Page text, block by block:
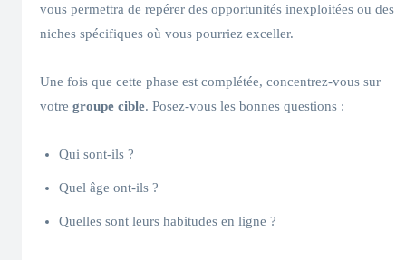
vous permettra de repérer des opportunités inexploitées ou des
niches spécifiques où vous pourriez exceller.
Une fois que cette phase est complétée, concentrez-vous sur
votre groupe cible. Posez-vous les bonnes questions :
Qui sont-ils ?
Quel âge ont-ils ?
Quelles sont leurs habitudes en ligne ?